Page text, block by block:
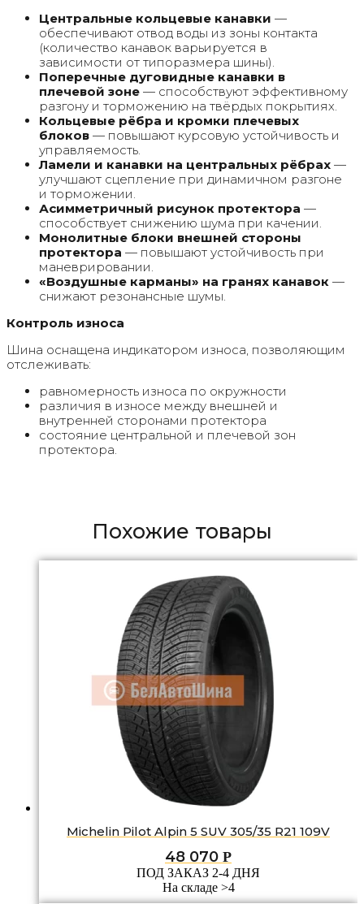
Центральные кольцевые канавки —
обеспечивают отвод воды из зоны контакта
(количество канавок варьируется в
зависимости от типоразмера шины).
Поперечные дуговидные канавки в
плечевой зоне — способствуют эффективному
разгону и торможению на твёрдых покрытиях.
Кольцевые рёбра и кромки плечевых
блоков — повышают курсовую устойчивость и
управляемость.
Ламели и канавки на центральных рёбрах —
улучшают сцепление при динамичном разгоне
и торможении.
Асимметричный рисунок протектора —
способствует снижению шума при качении.
Монолитные блоки внешней стороны
протектора — повышают устойчивость при
маневрировании.
«Воздушные карманы» на гранях канавок —
снижают резонансные шумы.
Контроль износа
Шина оснащена индикатором износа, позволяющим
отслеживать:
равномерность износа по окружности
различия в износе между внешней и
внутренней сторонами протектора
состояние центральной и плечевой зон
протектора.
Похожие товары
Michelin Pilot Alpin 5 SUV 305/35 R21 109V
48 070 Р
ПОД ЗАКАЗ 2-4 ДНЯ
На складе >4